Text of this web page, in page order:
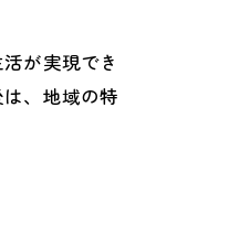
が実現でき
、地域の特